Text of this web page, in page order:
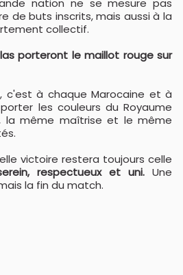
nation ne se mesure pas
de buts inscrits, mais aussi à la
collectif.
porteront le maillot rouge sur
c'est à chaque Marocaine et à
les couleurs du Royaume
la même maîtrise et le même
victoire restera toujours celle
respectueux et uni. Une
la fin du match.